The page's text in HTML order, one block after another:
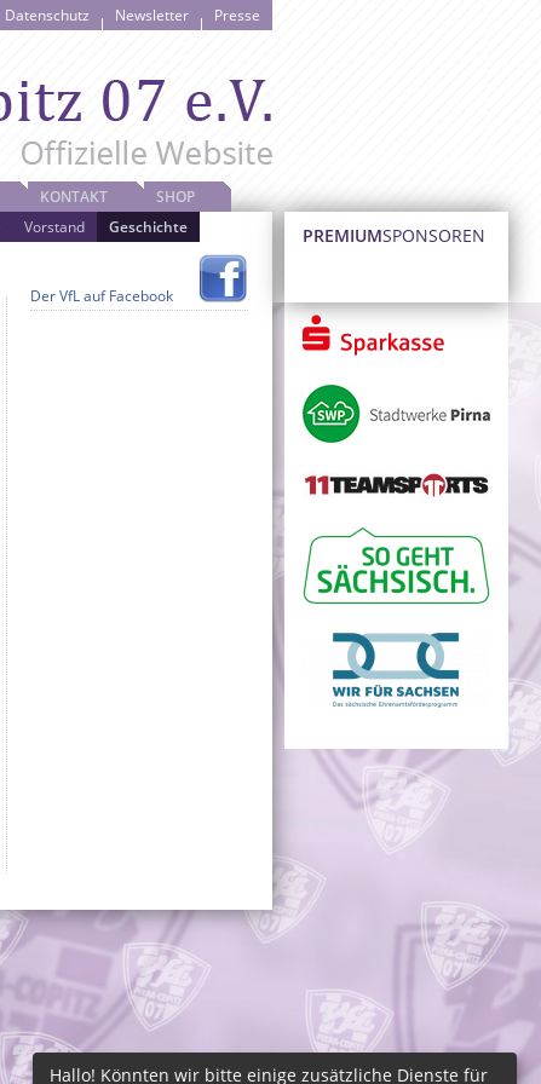
Datenschutz Newsletter Presse
Vorstand Geschichte
KONTAKT SHOP
Der VfL auf Facebook
PREMIUMSPONSOREN
Hallo! Könnten wir bitte einige zusätzliche Dienste für